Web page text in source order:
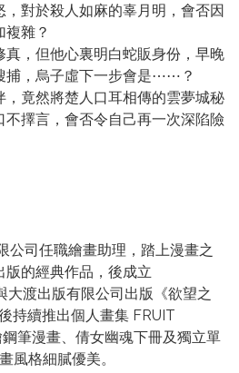
對於殺人如麻的辜月明，會否因
雜？
，但他心裏明白蛇販身份，早晚
捕，烏子虛下一步會是⋯⋯？
竟然將楚人口耳相傳的雲夢城秘
擇言，會否令自己再一次深陷險
公司任職繪畫助理，踏上漫畫之
版的經典作品，後成立
渡出版有限公司出版《欲望之
持續推出個人畫集 FRUIT
筆漫畫、倩女幽魂下冊及獨立單
風格細膩優美。